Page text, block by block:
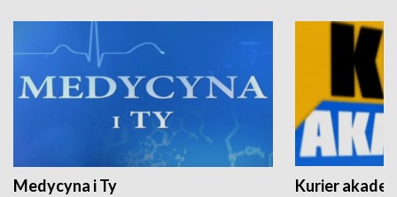
Medycyna i Ty Kurier